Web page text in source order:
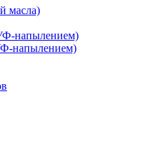
масла)
напылением)
напылением)